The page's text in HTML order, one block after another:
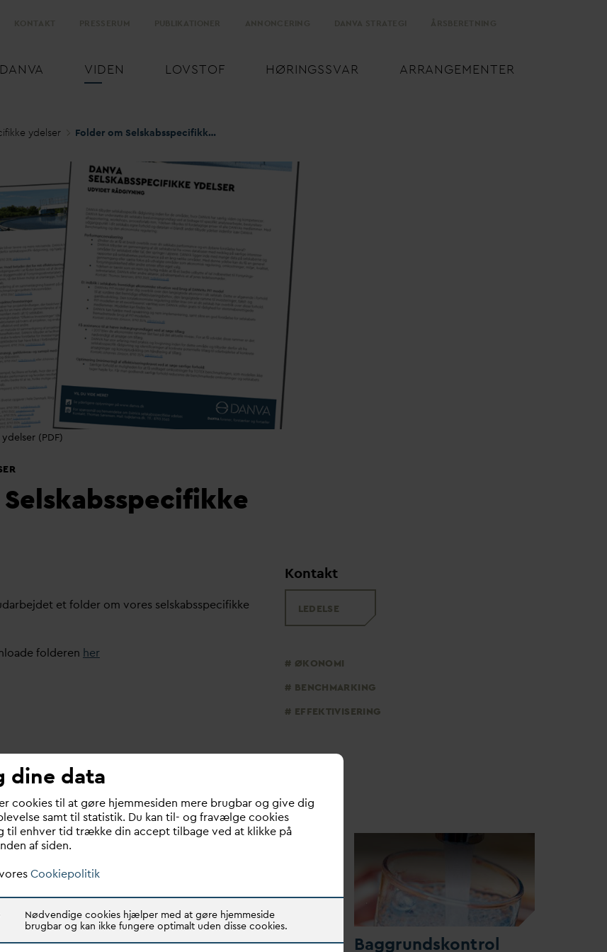
DANVA VIDEN LOVSTOF HØRINGSSVAR ARRANGEMENTER
ydelser Folder om Selskabsspecifikke ydelser
(PDF)
darbejdet et folder om vores selskabsspecifikke
folderen her
Kontakt
LEDELSE
ØKONOMI
BENCHMARKING
EFFEKTIVISERING
Dansk
Nyt kursusforløb skal
Baggrundskontrol
dine data
cookies til at gøre hjemmesiden mere brugbar og give dig
samt til statistik. Du kan til- og fravælge cookies
til enhver tid trække din accept tilbage ved at klikke på
af siden.
Cookiepolitik
Nødvendige cookies hjælper med at gøre hjemmeside
brugbar og kan ikke fungere optimalt uden disse cookies.